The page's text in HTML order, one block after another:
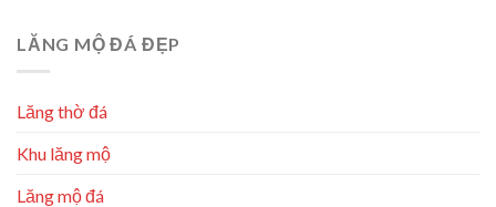
LĂNG MỘ ĐÁ ĐẸP
Lăng thờ đá
Khu lăng mộ
Lăng mộ đá